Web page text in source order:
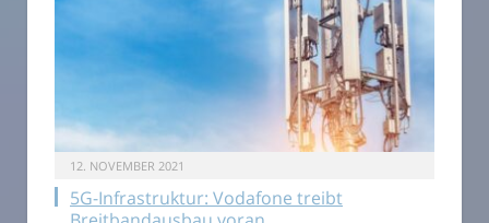
12. NOVEMBER 2021
5G-Infrastruktur: Vodafone treibt